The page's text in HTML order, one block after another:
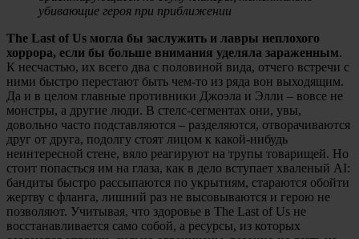
убивающие героя при приближении
The Last of Us могла бы заслужить и лавры неплохого
хоррора, если бы больше внимания уделяла зараженным.
К несчастью, их всего два с половиной вида, отчего встречи с
ними быстро перестают быть чем-то из ряда вон выходящим.
Да и в целом главные противники Джоэла и Элли – вовсе не
монстры, а другие люди. В стелс-сегментах они, увы,
довольно часто подставляются – разделяются, отворачиваются
друг от друга, подолгу стоят лицом к какой-нибудь
неинтересной стене, вяло реагируют на трупы товарищей. Но
стоит попасться им на глаза, как в дело вступает хваленый AI:
бандиты быстро рассыпаются по укрытиям, стараются обойти
жертву с фланга, лишний раз не высовываются и герою не
позволяют. Учитывая, что здоровье в The Last of Us не
восстанавливается само собой, а ресурсы, из которых